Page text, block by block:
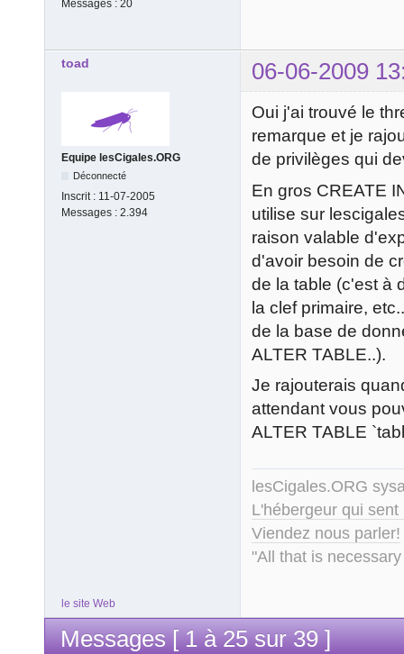
Messages : 20
toad 06-06-2009
Equipe lesCigales.ORG
Déconnecté
Inscrit : 11-07-2005
Messages : 2.394
Oui j'ai trouvé le
remarque et je
de privilèges qui
En gros CREATE
utilise sur
raison valable
d'avoir besoin de
de la table (c'est à
la clef primaire,
de la base de
ALTER TABLE..).
Je rajouterais
attendant vous
ALTER TABLE
lesCigales.ORG
L'hébergeur qui
Viendez nous parler!
"All that is
le site Web
Messages [ 1 à 25 sur 39 ]